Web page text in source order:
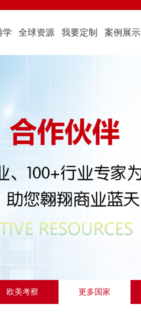
学 全球资源 我要定制 案例展示
欧美考察 更多国家